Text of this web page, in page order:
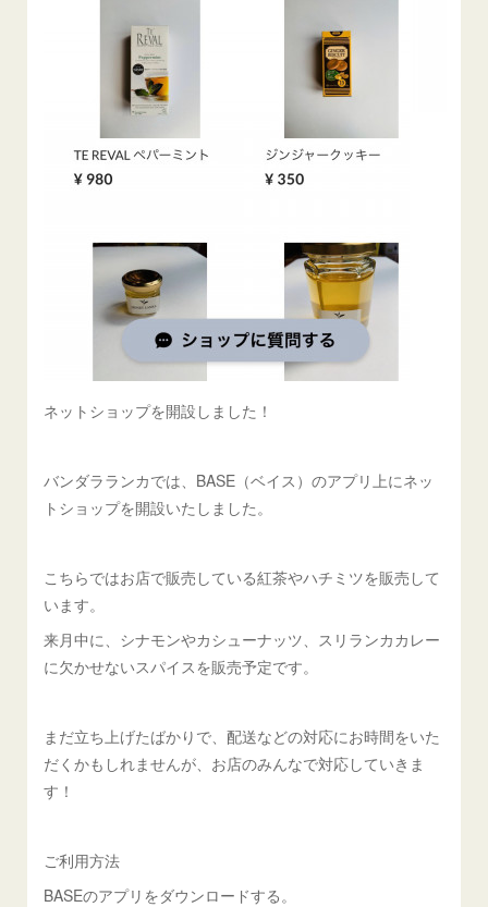
ネットショップを開設しました！
バンダラランカでは、BASE（ベイス）のアプリ上にネッ
トショップを開設いたしました。
こちらではお店で販売している紅茶やハチミツを販売して
います。
来月中に、シナモンやカシューナッツ、スリランカカレー
に欠かせないスパイスを販売予定です。
まだ立ち上げたばかりで、配送などの対応にお時間をいた
だくかもしれませんが、お店のみんなで対応していきま
す！
ご利用方法
BASEのアプリをダウンロードする。